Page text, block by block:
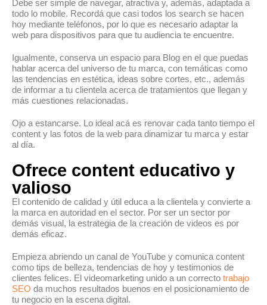
Debe ser simple de navegar, atractiva y, además, adaptada a
todo lo mobile. Recordá que casi todos los search se hacen
hoy mediante teléfonos, por lo que es necesario adaptar la
web para dispositivos para que tu audiencia te encuentre.
Igualmente, conserva un espacio para Blog en el que puedas
hablar acerca del universo de tu marca, con temáticas como
las tendencias en estética, ideas sobre cortes, etc., además
de informar a tu clientela acerca de tratamientos que llegan y
más cuestiones relacionadas.
Ojo a estancarse. Lo ideal acá es renovar cada tanto tiempo el
content y las fotos de la web para dinamizar tu marca y estar
al día.
Ofrece content educativo y
valioso
El contenido de calidad y útil educa a la clientela y convierte a
la marca en autoridad en el sector. Por ser un sector por
demás visual, la estrategia de la creación de videos es por
demás eficaz.
Empieza abriendo un canal de YouTube y comunica content
como tips de belleza, tendencias de hoy y testimonios de
clientes felices. El videomarketing unido a un correcto trabajo
SEO da muchos resultados buenos en el posicionamiento de
tu negocio en la escena digital.